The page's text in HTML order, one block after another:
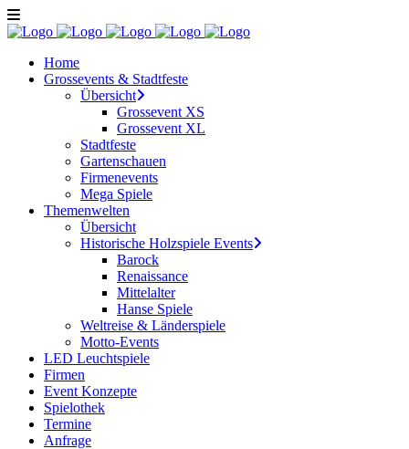
Home
Grossevents & Stadtfeste
Übersicht
Grossevent XS
Grossevent XL
Stadtfeste
Gartenschauen
Firmenevents
Mega Spiele
Themenwelten
Übersicht
Historische Holzspiele Events
Barock
Renaissance
Mittelalter
Hanse Spiele
Weltreise & Länderspiele
Motto-Events
LED Leuchtspiele
Firmen
Event Konzepte
Spielothek
Termine
Anfrage